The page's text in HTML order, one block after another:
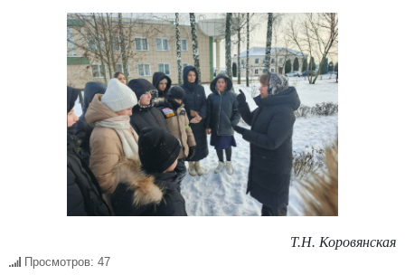
Т.Н. Коровянская
Просмотров: 47